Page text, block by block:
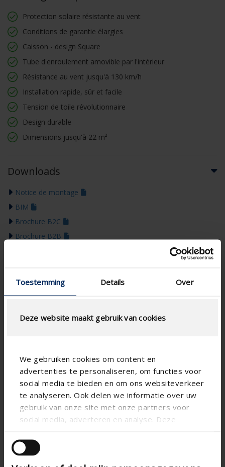
Toestemming Details Over
Deze website maakt gebruik van cookies
We gebruiken cookies om content en
advertenties te personaliseren, om functies voor
social media te bieden en om ons websiteverkeer
te analyseren. Ook delen we informatie over uw
gebruik van onze site met onze partners voor
social media, adverteren en analyse. Deze
andere informatie die u aan ze heeft verstrekt of
die ze hebben verzameld op basis van uw gebruik
Protection solaire résistante au vent
Conditions de garantie élargies
Caisson - design Square
Tube d'enroulement amovible par l'intérieur
Résistance au vent jusqu'à 130 km/h
Installation rapide, sûr et facile
Tension de toile révolutionnaire
Design durable
Dimensions jusqu'à 22 m²
Downloads
Notice de montage
BIM
Brochure B2C
Brochure B2B
Cahier des charges
Dessins techniques